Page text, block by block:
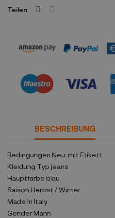
Teilen
BESCHREIBUNG
Bedingungen Neu: mit Etikett
Kleidung Typ jeans
Hauptfarbe blau
Saison Herbst / Winter
Made In Italy
Gender Mann